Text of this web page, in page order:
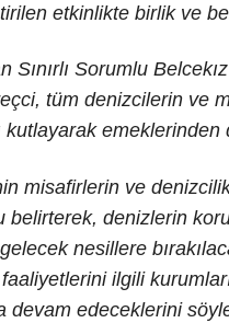
etkinlikte birlik ve
Sınırlı Sorumlu
tüm denizcilerin ve
kutlayarak emeklerinden
misafirlerin ve
belirterek, denizlerin
nesillere
ilgili
devam edeceklerini